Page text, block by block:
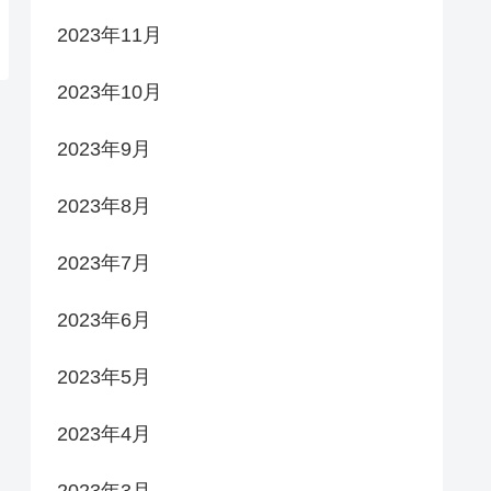
2023年11月
2023年10月
2023年9月
2023年8月
2023年7月
2023年6月
2023年5月
2023年4月